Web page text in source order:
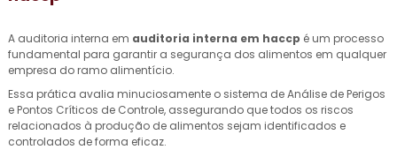
A auditoria interna em auditoria interna em haccp é um processo
fundamental para garantir a segurança dos alimentos em qualquer
empresa do ramo alimentício.
Essa prática avalia minuciosamente o sistema de Análise de Perigos
e Pontos Críticos de Controle, assegurando que todos os riscos
relacionados à produção de alimentos sejam identificados e
controlados de forma eficaz.